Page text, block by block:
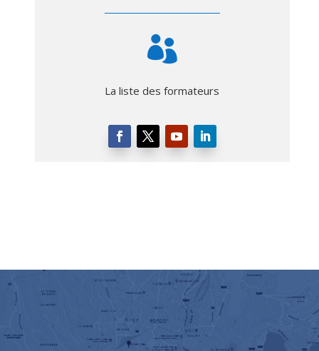

La liste des formateurs